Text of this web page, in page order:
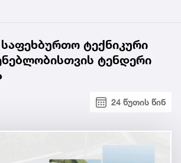
ტექნიკური
ტენდერი
24 წუთის წინ